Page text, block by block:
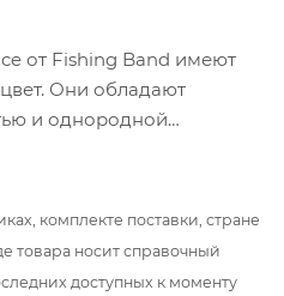
от Fishing Band имеют
Они обладают
и однородной
комплекте поставки, стране
товара носит справочный
доступных к моменту